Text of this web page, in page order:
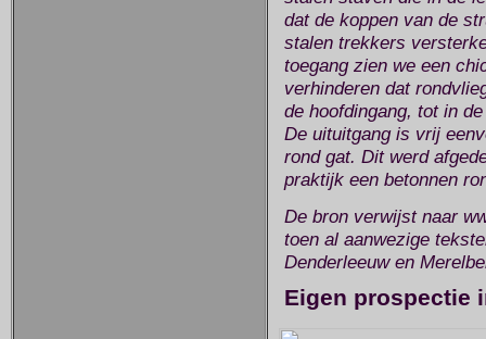
dat de koppen van de
stalen trekkers
toegang zien we een
verhinderen dat
de hoofdingang, tot in
De uituitgang is vrij
rond gat. Dit werd
praktijk een betonnen
De bron verwijst naar
toen al aanwezige
Denderleeuw en
Eigen prospectie